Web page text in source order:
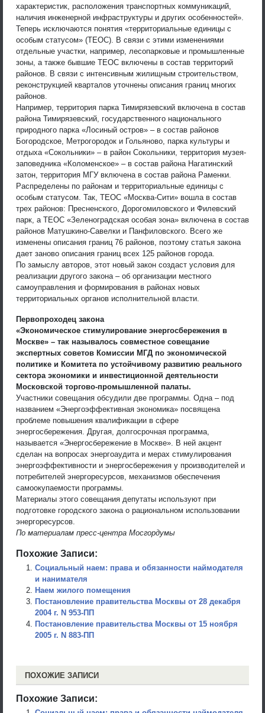
характеристик, расположения транспортных коммуникаций,
наличия инженерной инфраструктуры и других особенностей».
Теперь исключаются понятия «территориальные единицы с
особым статусом» (ТЕОС). В связи с этими изменениями
отдельные участки, например, лесопарковые и промышленные
зоны, а также бывшие ТЕОС включены в состав территорий
районов. В связи с интенсивным жилищным строительством,
реконструкцией кварталов уточнены описания границ многих
районов.
Например, территория парка Тимирязевский включена в состав
района Тимирязевский, государственного национального
природного парка «Лосиный остров» – в состав районов
Богородское, Метрогородок и Гольяново, парка культуры и
отдыха «Сокольники» – в район Сокольники, территория музея-
заповедника «Коломенское» – в состав района Нагатинский
затон, территория МГУ включена в состав района Раменки.
Распределены по районам и территориальные единицы с
особым статусом. Так, ТЕОС «Москва-Сити» вошла в состав
трех районов: Пресненского, Дорогомиловского и Филевский
парк, а ТЕОС «Зеленоградская особая зона» включена в состав
районов Матушкино-Савелки и Панфиловского. Всего же
изменены описания границ 76 районов, поэтому статья закона
дает заново описания границ всех 125 районов города.
По замыслу авторов, этот новый закон создаст условия для
реализации другого закона – об организации местного
самоуправления и формирования в районах новых
территориальных органов исполнительной власти.
Первопроходец закона
«Экономическое стимулирование энергосбережения в
Москве» – так называлось совместное совещание
экспертных советов Комиссии МГД по экономической
политике и Комитета по устойчивому развитию реального
сектора экономики и инвестиционной деятельности
Московской торгово-промышленной палаты.
Участники совещания обсудили две программы. Одна – под
названием «Энергоэффективная экономика» посвящена
проблеме повышения квалификации в сфере
энергосбережения. Другая, долгосрочная программа,
называется «Энергосбережение в Москве». В ней акцент
сделан на вопросах энергоаудита и мерах стимулирования
энергоэффективности и энергосбережения у производителей и
потребителей энергоресурсов, механизмов обеспечения
самоокупаемости программы.
Материалы этого совещания депутаты используют при
подготовке городского закона о рациональном использовании
энергоресурсов.
По материалам пресс-центра Мосгордумы
Похожие Записи:
Социальный наем: права и обязанности наймодателя
и нанимателя
Наем жилого помещения
Постановление правительства Москвы от 28 декабря
2004 г. N 953-ПП
Постановление правительства Москвы от 15 ноября
2005 г. N 883-ПП
ПОХОЖИЕ ЗАПИСИ
Похожие Записи: